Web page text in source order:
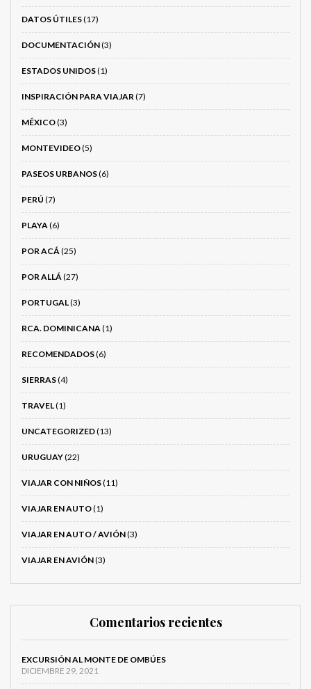
DATOS ÚTILES(17)
DOCUMENTACIÓN(3)
ESTADOS UNIDOS(1)
INSPIRACIÓN PARA VIAJAR(7)
MÉXICO(3)
MONTEVIDEO(5)
PASEOS URBANOS(6)
PERÚ (7)
PLAYA(6)
POR ACÁ(25)
POR ALLÁ(27)
PORTUGAL(3)
RCA. DOMINICANA(1)
RECOMENDADOS(6)
SIERRAS(4)
TRAVEL(1)
UNCATEGORIZED(13)
URUGUAY(22)
VIAJAR CON NIÑOS(11)
VIAJAR EN AUTO(1)
VIAJAR EN AUTO / AVIÓN(3)
VIAJAR EN AVIÓN(3)
Comentarios recientes
EXCURSIÓN AL MONTE DE OMBÚES
DICIEMBRE 29, 2021